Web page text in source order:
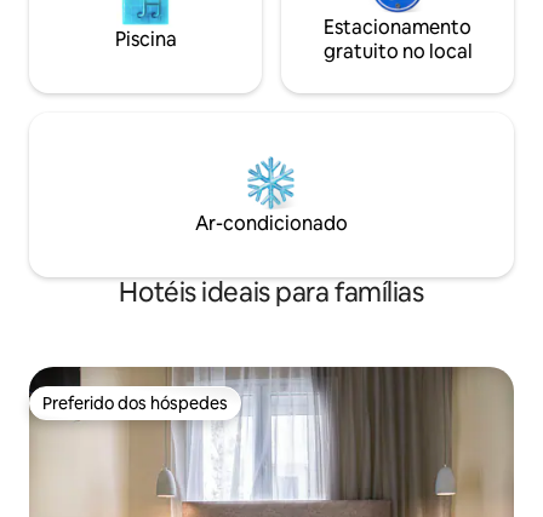
Piscina
Estacionamento
gratuito no local
Ar-condicionado
Hotéis ideais para famílias
Preferido dos hóspedes
Preferido dos hóspedes